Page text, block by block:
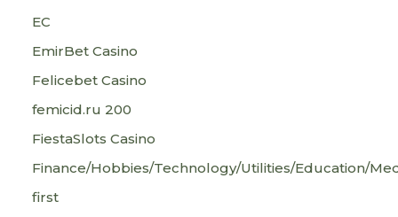
EC
EmirBet Casino
Felicebet Casino
femicid.ru 200
FiestaSlots Casino
Finance/Hobbies/Technology/Utilities/Education/
first